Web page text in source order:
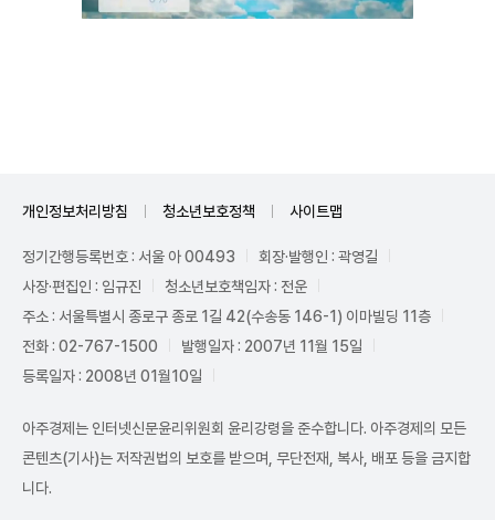
개인정보처리방침 청소년보호정책 사이트맵
정기간행등록번호 : 서울 아 00493
회장·발행인 : 곽영길
사장·편집인 : 임규진
청소년보호책임자 : 전운
주소 : 서울특별시 종로구 종로 1길 42(수송동 146-1) 이마빌딩 11층
전화 : 02-767-1500
발행일자 : 2007년 11월 15일
등록일자 : 2008년 01월10일
아주경제는 인터넷신문윤리위원회 윤리강령을 준수합니다. 아주경제의 모든
콘텐츠(기사)는 저작권법의 보호를 받으며, 무단전재, 복사, 배포 등을 금지합
니다.